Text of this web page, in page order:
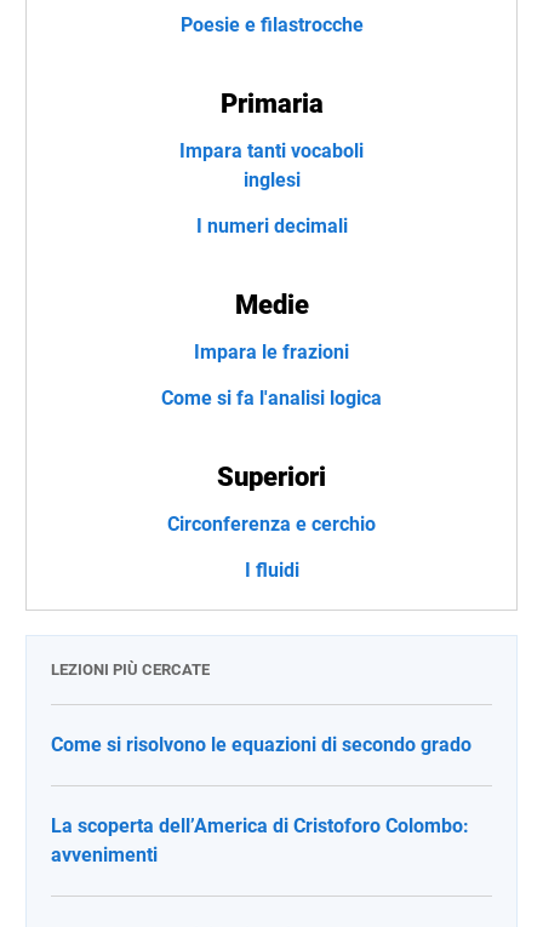
Poesie e filastrocche
Primaria
Impara tanti vocaboli
inglesi
I numeri decimali
Medie
Impara le frazioni
Come si fa l'analisi logica
Superiori
Circonferenza e cerchio
I fluidi
LEZIONI PIÙ CERCATE
Come si risolvono le equazioni di secondo grado
La scoperta dell’America di Cristoforo Colombo:
avvenimenti